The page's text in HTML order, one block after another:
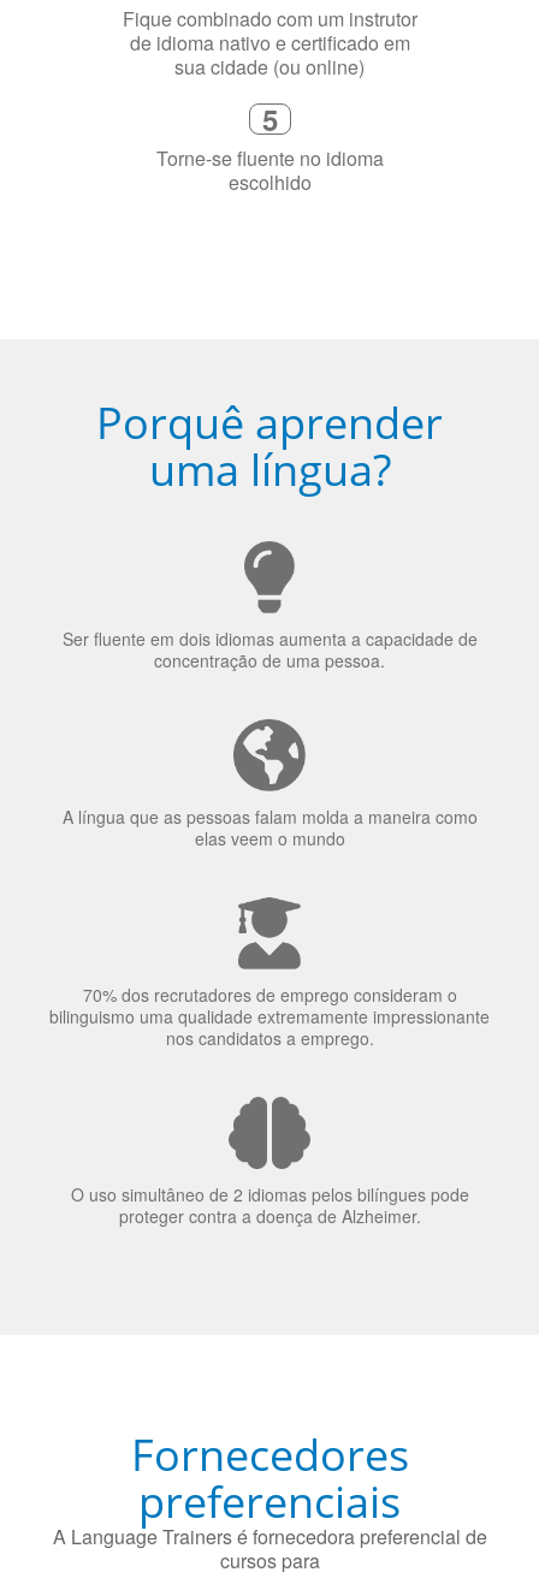
4
Fique combinado com um instrutor
de idioma nativo e certificado em
sua cidade (ou online)
5
Porquê aprender
uma língua?
concentração de uma pessoa.
elas veem o mundo
70% dos recrutadores de emprego consideram o
nos candidatos a emprego.
Fornecedores
preferenciais